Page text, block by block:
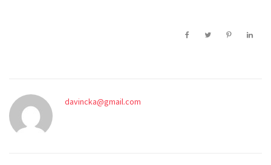
davincka@gmail.com